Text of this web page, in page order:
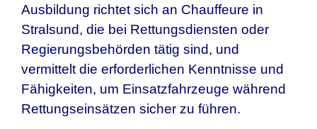
Ausbildung richtet sich an Chauffeure in
Stralsund, die bei Rettungsdiensten oder
Regierungsbehörden tätig sind, und
vermittelt die erforderlichen Kenntnisse und
Fähigkeiten, um Einsatzfahrzeuge während
Rettungseinsätzen sicher zu führen.